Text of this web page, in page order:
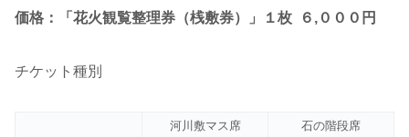
価格：「花火観覧整理券（桟敷券）」１枚 ６ , ０００円
チケット種別
河川敷マス席
石の階段席